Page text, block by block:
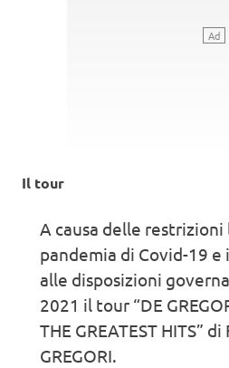
Il tour
A causa delle
pandemia di Covid-19
alle disposizioni
2021 il tour “DE
THE GREATEST HITS”
GREGORI.